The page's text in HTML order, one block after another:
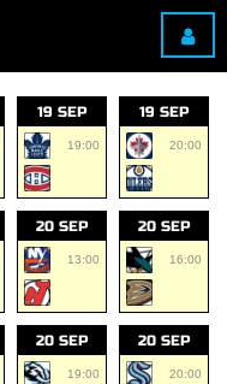
19 SEP
19:00
19 SEP
20:00
20 SEP
13:00
20 SEP
16:00
20 SEP
19:00
20 SEP
20:00